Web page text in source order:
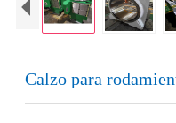
Calzo para